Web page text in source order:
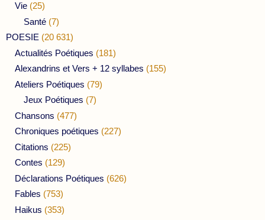
Vie (25)
Santé (7)
POESIE (20 631)
Actualités Poétiques (181)
Alexandrins et Vers + 12 syllabes (155)
Ateliers Poétiques (79)
Jeux Poétiques (7)
Chansons (477)
Chroniques poétiques (227)
Citations (225)
Contes (129)
Déclarations Poétiques (626)
Fables (753)
Haikus (353)